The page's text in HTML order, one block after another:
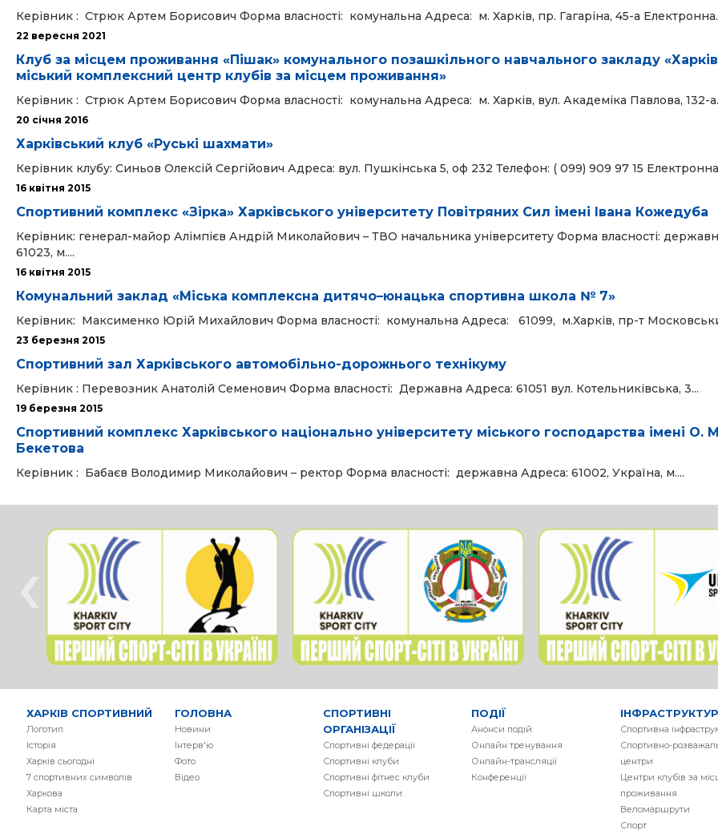
Керівник : Стрюк Артем Борисович Форма власності: комунальна Адреса: м. Харків, пр. Гагаріна, 45-а
22 вересня 2021
Клуб за місцем проживання «Пішак» комунального позашкільного навчального закладу
міський комплексний центр клубів за місцем проживання»
Керівник : Стрюк Артем Борисович Форма власності: комунальна Адреса: м. Харків, вул. Академіка Павлова, 132-
20 cічня 2016
Харківський клуб «Руські шахмати»
Керівник клубу: Синьов Олексій Сергійович Адреса: вул. Пушкінська 5, оф 232 Телефон: ( 099) 909 97 15
16 квітня 2015
Спортивний комплекс «Зірка» Харківського університету Повітряних Сил імені Івана Кожедуба
Керівник: генерал-майор Алімпієв Андрій Миколайович – ТВО начальника університету Форма власності:
61023, м....
16 квітня 2015
Комунальний заклад «Міська комплексна дитячо–юнацька спортивна школа № 7»
Керівник: Максименко Юрій Михайлович Форма власності: комунальна Адреса: 61099, м.Харків, пр-т
23 березня 2015
Спортивний зал Харківського автомобільно-дорожнього технікуму
Керівник : Перевозник Анатолій Семенович Форма власності: Державна Адреса: 61051 вул. Котельниківська, 3...
19 березня 2015
Спортивний комплекс Харківського національно університету міського господарства імені О.
Бекетова
Керівник : Бабаєв Володимир Миколайович – ректор Форма власності: державна Адреса: 61002, Україна, м....
ХАРКІВ СПОРТИВНИЙ
Логотип
Історія
Харків сьогодні
7 спортивних символів
Харкова
Карта міста
ГОЛОВНА
Новини
Інтерв'ю
Фото
Вiдео
СПОРТИВНІ
ОРГАНІЗАЦІЇ
Спортивні федерації
Спортивні клуби
Спортивні фітнес клуби
Спортивні школи
ПОДІЇ
Анонси подій
Онлайн тренування
Онлайн-трансляції
Конференції
Спортивна
Спортивно-
центри
Центри клубів за
проживання
Веломаршрути
Спорт